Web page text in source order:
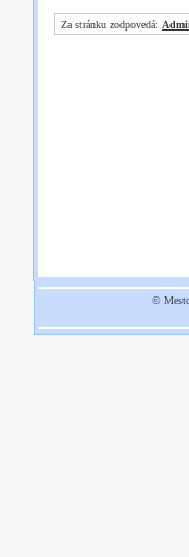
Za stránku zodpovedá:
©